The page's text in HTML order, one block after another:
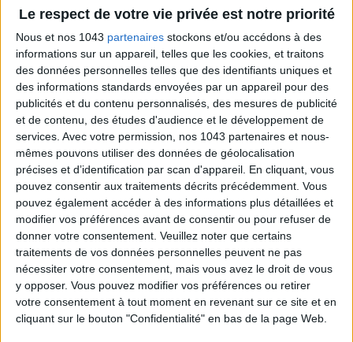
Le respect de votre vie privée est notre priorité
Nous et nos 1043 partenaires stockons et/ou accédons à des
informations sur un appareil, telles que les cookies, et traitons
des données personnelles telles que des identifiants uniques et
des informations standards envoyées par un appareil pour des
publicités et du contenu personnalisés, des mesures de publicité
et de contenu, des études d'audience et le développement de
services. Avec votre permission, nos 1043 partenaires et nous-
mêmes pouvons utiliser des données de géolocalisation
précises et d’identification par scan d'appareil. En cliquant, vous
pouvez consentir aux traitements décrits précédemment. Vous
pouvez également accéder à des informations plus détaillées et
modifier vos préférences avant de consentir ou pour refuser de
donner votre consentement. Veuillez noter que certains
traitements de vos données personnelles peuvent ne pas
nécessiter votre consentement, mais vous avez le droit de vous
y opposer. Vous pouvez modifier vos préférences ou retirer
votre consentement à tout moment en revenant sur ce site et en
cliquant sur le bouton "Confidentialité" en bas de la page Web.
ADOPT PARFUMS RÉVOLUTIONNE LA PARFUMERIE MADE IN FRANCE À PETIT PRIX
TOUT CE QUE VOUS DEVEZ FAIRE À PARIS EN AOÛT